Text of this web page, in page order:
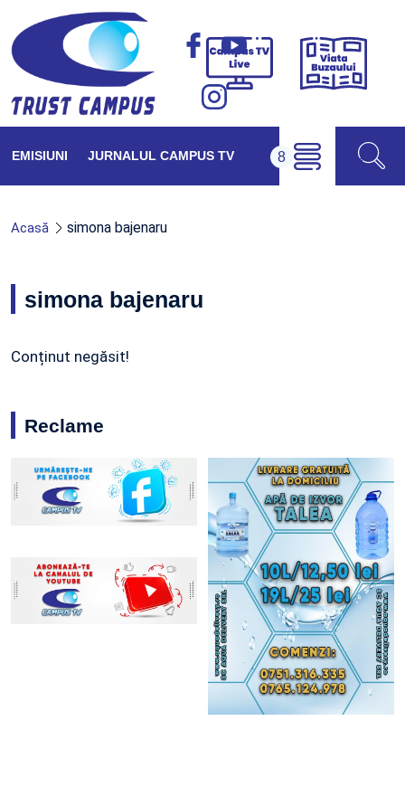
Campus
Viața
EMISIUNI JURNALUL CAMPUS TV
Acasă simona bajenaru
simona bajenaru
Conținut negăsit!
Reclame